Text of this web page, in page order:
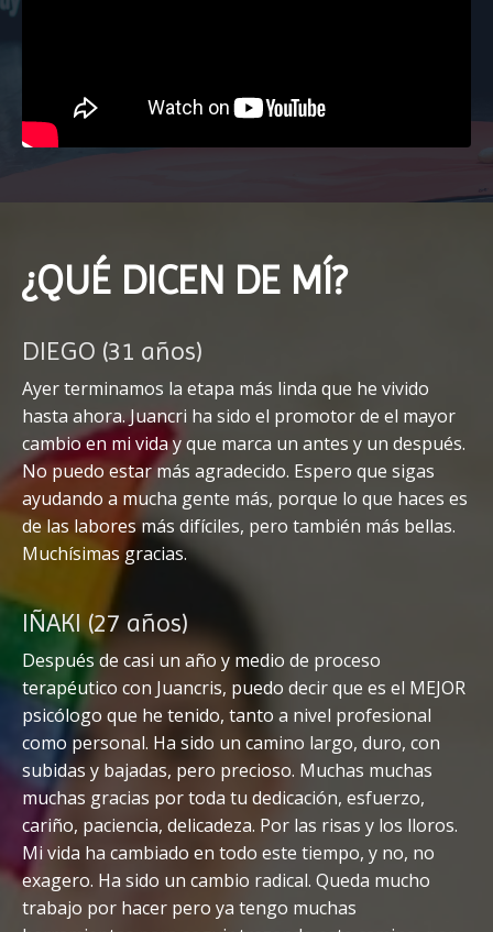
¿QUÉ DICEN DE MÍ?
DIEGO (31 años)
Ayer terminamos la etapa más linda que he vivido
hasta ahora. Juancri ha sido el promotor de el mayor
cambio en mi vida y que marca un antes y un después.
No puedo estar más agradecido. Espero que sigas
ayudando a mucha gente más, porque lo que haces es
de las labores más difíciles, pero también más bellas.
Muchísimas gracias.
IÑAKI (27 años)
Después de casi un año y medio de proceso
terapéutico con Juancris, puedo decir que es el MEJOR
psicólogo que he tenido, tanto a nivel profesional
como personal. Ha sido un camino largo, duro, con
subidas y bajadas, pero precioso. Muchas muchas
muchas gracias por toda tu dedicación, esfuerzo,
cariño, paciencia, delicadeza. Por las risas y los lloros.
Mi vida ha cambiado en todo este tiempo, y no, no
exagero. Ha sido un cambio radical. Queda mucho
trabajo por hacer pero ya tengo muchas